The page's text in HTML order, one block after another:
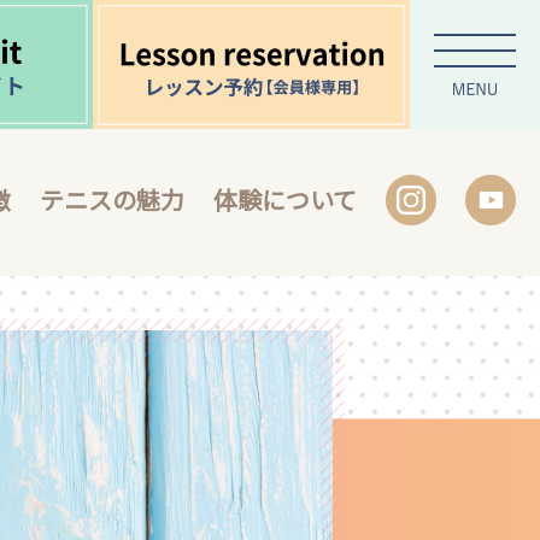
テニスの魅力 体験について